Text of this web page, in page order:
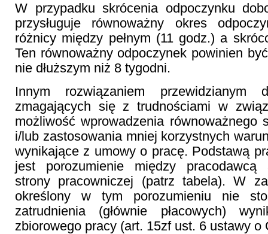
W przypadku skrócenia odpoczynku
przysługuje równoważny okres
różnicy między pełnym (11 godz.) a
Ten równoważny odpoczynek powinien
nie dłuższym niż 8 tygodni.
Innym rozwiązaniem przewidzianym
zmagających się z trudnościami w
możliwość wprowadzenia równoważnego
i/lub zastosowania mniej korzystnych
wynikające z umowy o pracę. Podstawą
jest porozumienie między pracodawcą
strony pracowniczej (patrz tabela). W
określony w tym porozumieniu nie
zatrudnienia (głównie płacowych)
zbiorowego pracy (art. 15zf ust. 6 ustawy o